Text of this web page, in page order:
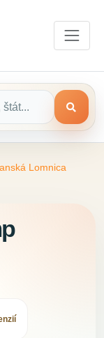
Lomnica